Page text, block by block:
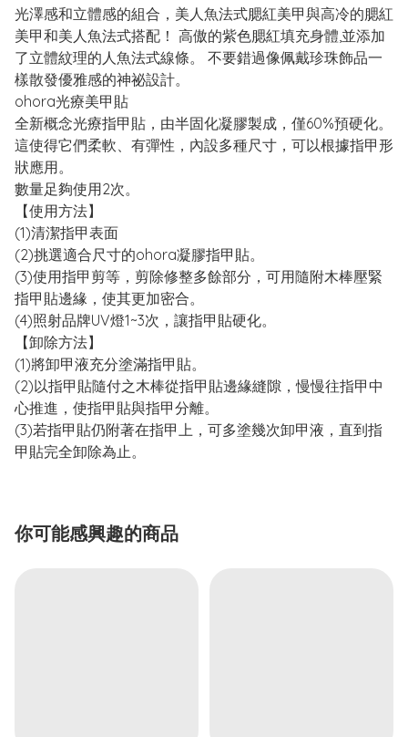
光澤感和立體感的組合，美人魚法式腮紅美甲與高冷的腮紅
美甲和美人魚法式搭配！ 高傲的紫色腮紅填充身體,並添加
了立體紋理的人魚法式線條。 不要錯過像佩戴珍珠飾品一
樣散發優雅感的神祕設計。
ohora光療美甲貼
全新概念光療指甲貼，由半固化凝膠製成，僅60%預硬化。
這使得它們柔軟、有彈性，內設多種尺寸，可以根據指甲形
狀應用。
數量足夠使用2次。
【使用方法】
(1)清潔指甲表面
(2)挑選適合尺寸的ohora凝膠指甲貼。
(3)使用指甲剪等，剪除修整多餘部分，可用隨附木棒壓緊
指甲貼邊緣，使其更加密合。
(4)照射品牌UV燈1~3次，讓指甲貼硬化。
【卸除方法】
(1)將卸甲液充分塗滿指甲貼。
(2)以指甲貼隨付之木棒從指甲貼邊緣縫隙，慢慢往指甲中
心推進，使指甲貼與指甲分離。
(3)若指甲貼仍附著在指甲上，可多塗幾次卸甲液，直到指
甲貼完全卸除為止。
你可能感興趣的商品